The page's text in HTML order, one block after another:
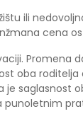
ili
cena
oba